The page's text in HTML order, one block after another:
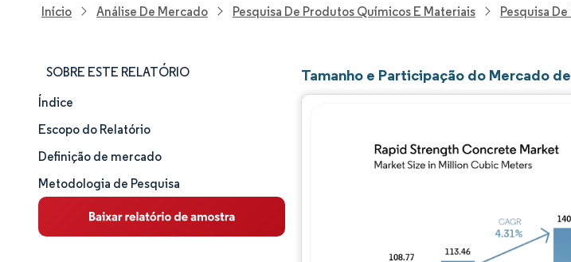
Início Análise De Mercado Pesquisa De Produtos Químicos E Materiais Pesquisa
SOBRE ESTE RELATÓRIO
Tamanho e participação de mercado
Análise de mercado
Tendências e insights
Análise de segmentos
Índice
Escopo do Relatório
Definição de mercado
Metodologia de Pesquisa
Tamanho e Participação do Mercado